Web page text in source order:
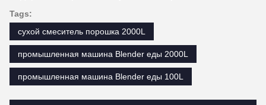
Tags:
сухой смеситель порошка 2000L
промышленная машина Blender еды 2000L
промышленная машина Blender еды 100L